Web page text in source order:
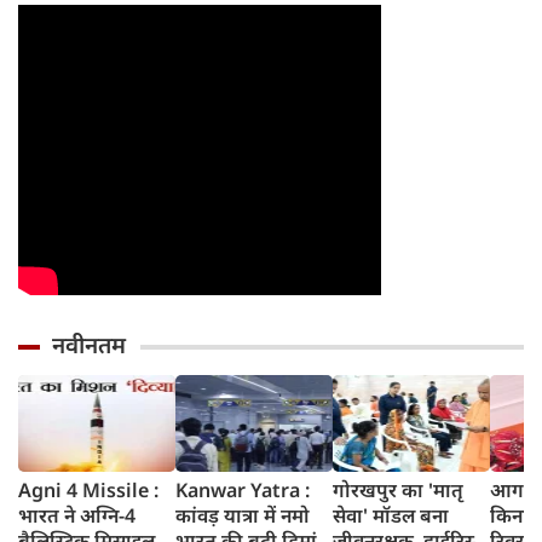
नवीनतम
Agni 4 Missile :
भारत ने अग्नि-4
Kanwar Yatra :
कांवड़ यात्रा में नमो
गोरखपुर का 'मातृ
सेवा' मॉडल बना
आगरा